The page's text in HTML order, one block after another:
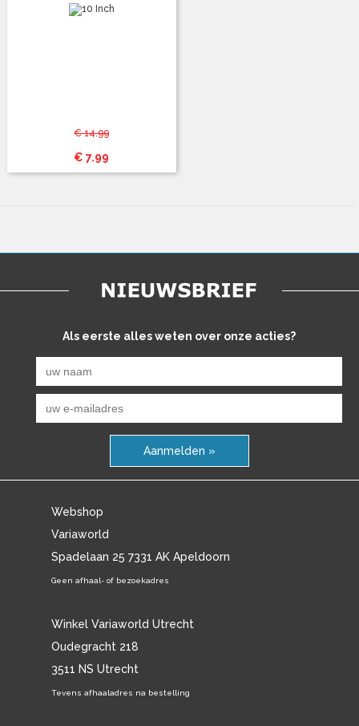
€ 14.99
€ 7.99
Als eerste alles weten over onze acties?
Aanmelden »
Webshop
Variaworld
Spadelaan 25 7331 AK Apeldoorn
Geen afhaal- of bezoekadres
Winkel Variaworld Utrecht
Oudegracht 218
3511 NS Utrecht
Tevens afhaaladres na bestelling